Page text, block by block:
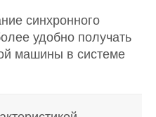
синхронного
удобно получать
машины в системе